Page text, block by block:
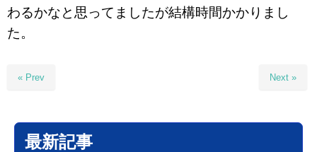
わるかなと思ってましたが結構時間かかりまし
た。
« Prev Next »
最新記事